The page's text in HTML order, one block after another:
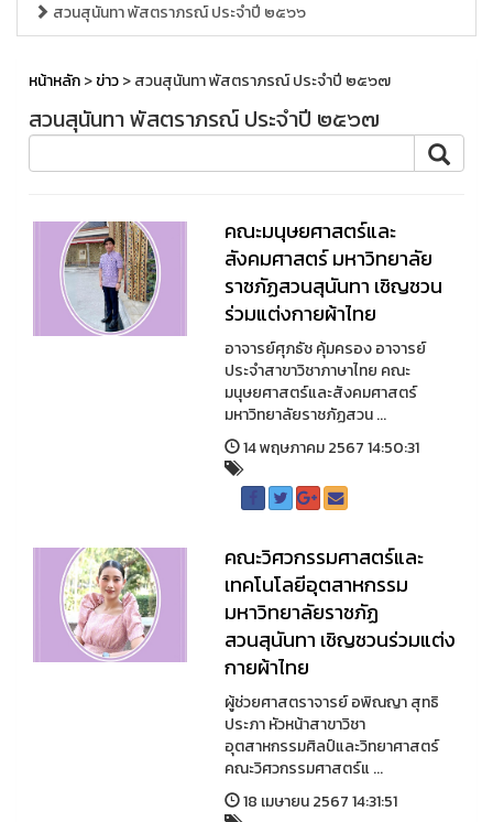
สวนสุนันทา พัสตราภรณ์ ประจำปี ๒๕๖๖
หน้าหลัก>ข่าว> สวนสุนันทา พัสตราภรณ์ ประจำปี ๒๕๖๗
สวนสุนันทา พัสตราภรณ์ ประจำปี ๒๕๖๗
คณะมนุษยศาสตร์และ
สังคมศาสตร์ มหาวิทยาลัย
ราชภัฏสวนสุนันทา เชิญชวน
ร่วมแต่งกายผ้าไทย
อาจารย์ศุภธัช คุ้มครอง อาจารย์
ประจำสาขาวิชาภาษาไทย คณะ
มนุษยศาสตร์และสังคมศาสตร์
มหาวิทยาลัยราชภัฏสวน ...
14 พฤษภาคม 2567 14:50:31
คณะวิศวกรรมศาสตร์และ
เทคโนโลยีอุตสาหกรรม
มหาวิทยาลัยราชภัฏ
สวนสุนันทา เชิญชวนร่วมแต่ง
กายผ้าไทย
ผู้ช่วยศาสตราจารย์ อพิณญา สุทธิ
ประภา หัวหน้าสาขาวิชา
อุตสาหกรรมศิลป์และวิทยาศาสตร์
คณะวิศวกรรมศาสตร์แ ...
18 เมษายน 2567 14:31:51